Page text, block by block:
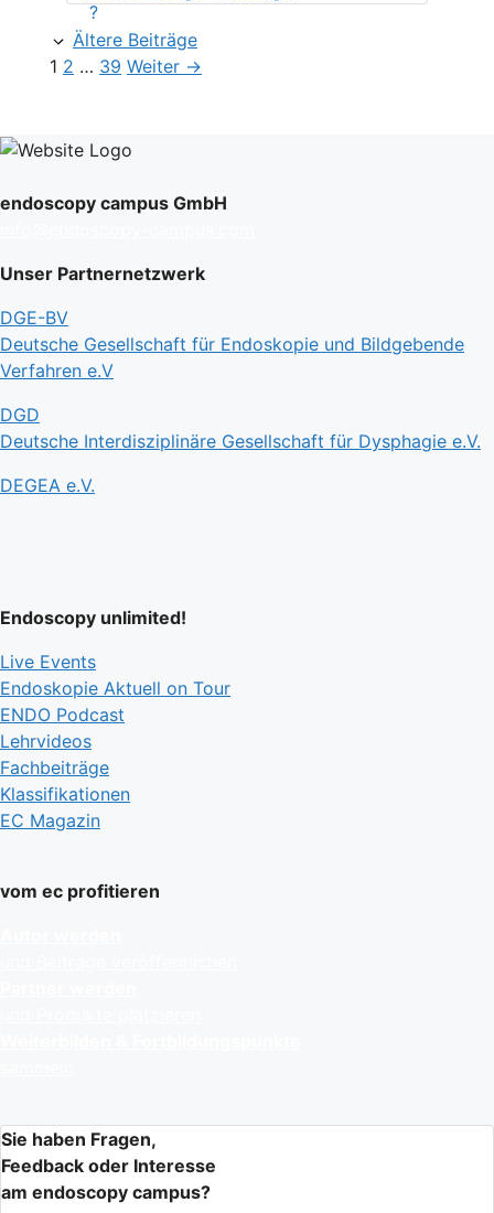
?
Ältere Beiträge
Seite
1 Seite
2 … Seite
39 Weiter →
endoscopy campus GmbH
Unser Partnernetzwerk
DGE-BV
Deutsche Gesellschaft für Endoskopie und Bildgebende
Verfahren e.V
DGD
Deutsche Interdisziplinäre Gesellschaft für Dysphagie e.V.
DEGEA e.V.
Endoscopy unlimited!
Live Events
Endoskopie Aktuell on Tour
ENDO Podcast
Lehrvideos
Fachbeiträge
Klassifikationen
EC Magazin
vom ec profitieren
Sie haben Fragen,
Feedback oder Interesse
am endoscopy campus?